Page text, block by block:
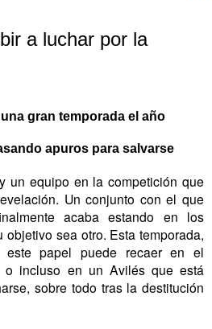
a luchar por la
gran temporada el año
apuros para salvarse
un equipo en la competición que
Un conjunto con el que
acaba estando en los
sea otro. Esta temporada,
papel puede recaer en el
o incluso en un Avilés que está
sobre todo tras la destitución